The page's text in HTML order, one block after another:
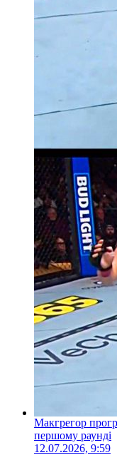
Макгрегор
першому раунді
12.07.2026, 9:59